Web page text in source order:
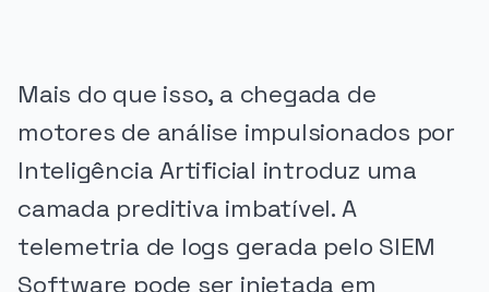
Mais do que isso, a chegada de
motores de análise impulsionados por
Inteligência Artificial introduz uma
camada preditiva imbatível. A
telemetria de logs gerada pelo SIEM
Software pode ser injetada em